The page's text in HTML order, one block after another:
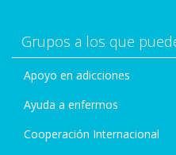
Grupos a los que
Apoyo en adicciones
Ayuda a enfermos
Cooperación Internacional